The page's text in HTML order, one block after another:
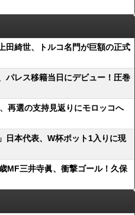
田綺世、トルコ名門が巨額の正式
パレス移籍当日にデビュー！圧巻
再選の支持見返りにモロッコへ
日本代表、W杯ポット1入りに現
MF三井寺眞、衝撃ゴール！久保